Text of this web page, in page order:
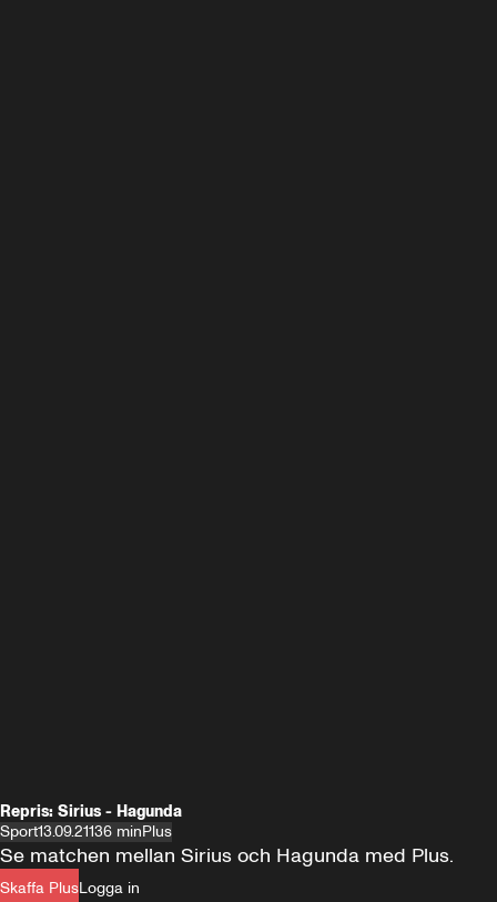
Repris: Sirius - Hagunda
Sport13.09.21136 minPlus
Skaffa PlusLogga in
Se matchen mellan Sirius och Hagunda med Plus.